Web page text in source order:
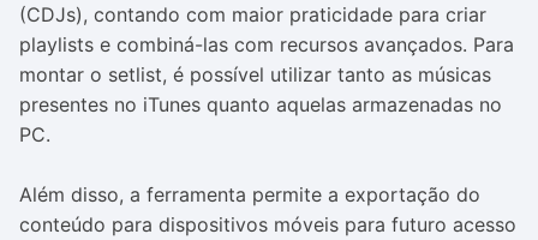
(CDJs), contando com maior praticidade para criar
playlists e combiná-las com recursos avançados. Para
montar o setlist, é possível utilizar tanto as músicas
presentes no iTunes quanto aquelas armazenadas no
PC.
Além disso, a ferramenta permite a exportação do
conteúdo para dispositivos móveis para futuro acesso